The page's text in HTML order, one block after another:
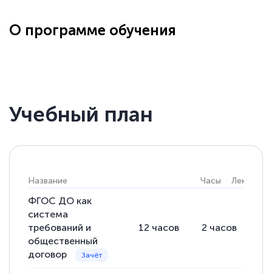
большое количество методических
Выражаю благодарность за курс
повышения квалификации "Эксперт ЕГЭ по
русскому языку и литературе". Много
полезных материалов помогли
подготовиться к тестированию. Это
О программе обучения
Учебный план
Название Часы Лекции
ФГОС ДО как
система
требований и
общественный
договор
12 часов 2 часов